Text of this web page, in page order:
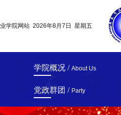
学院网站 2026年8月7日 星期五
学院概况 / About Us
党政群团 / Party